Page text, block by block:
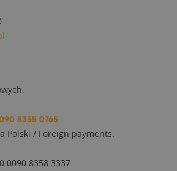
8355 0765
Polski / Foreign payments:
0090 8358 3337